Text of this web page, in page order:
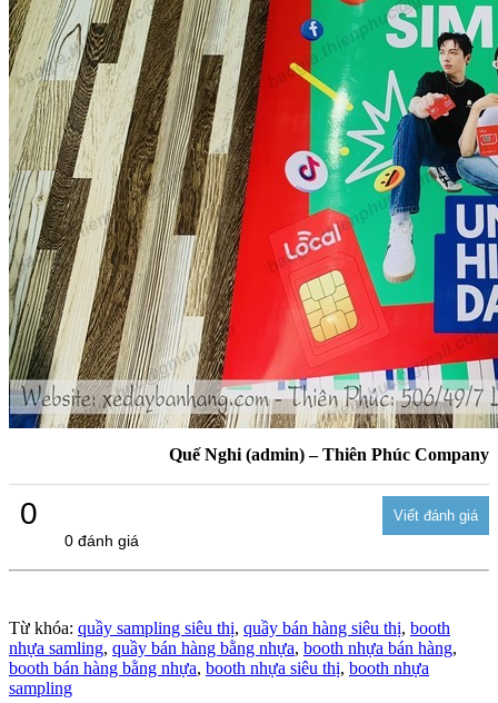
Quế Nghi (admin) – Thiên Phúc Company
0
0 đánh giá
Từ khóa: quầy sampling siêu thị, quầy bán hàng siêu thị, booth
nhựa samling, quầy bán hàng bằng nhựa, booth nhựa bán hàng,
booth bán hàng bằng nhựa, booth nhựa siêu thị, booth nhựa
sampling